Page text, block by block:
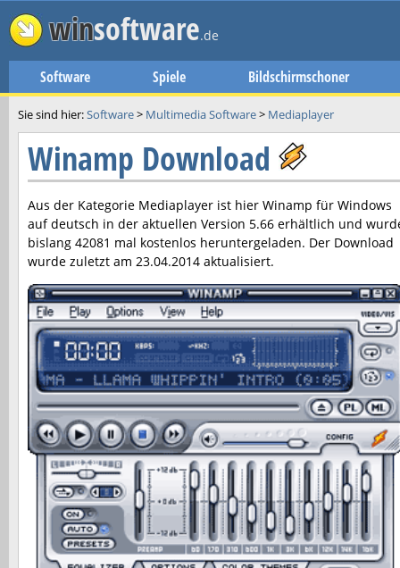
winsoftware.de
Software Spiele Bildschirmschoner
Sie sind hier:Software> Multimedia Software> Mediaplayer
Winamp Download
Aus der Kategorie Mediaplayer ist hier Winamp für Windows
auf deutsch in der aktuellen Version 5.66 erhältlich und
bislang 42081 mal kostenlos heruntergeladen. Der Download
wurde zuletzt am 23.04.2014 aktualisiert.